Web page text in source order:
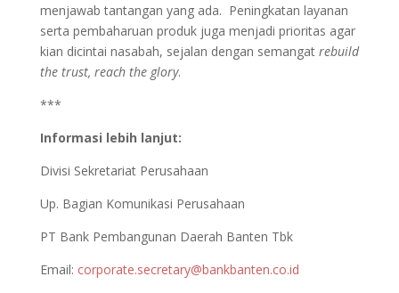
menjawab tantangan yang ada. Peningkatan layanan
serta pembaharuan produk juga menjadi prioritas agar
kian dicintai nasabah, sejalan dengan semangat rebuild
the trust, reach the glory.
***
Informasi lebih lanjut:
Divisi Sekretariat Perusahaan
Up. Bagian Komunikasi Perusahaan
PT Bank Pembangunan Daerah Banten Tbk
Email: corporate.secretary@bankbanten.co.id